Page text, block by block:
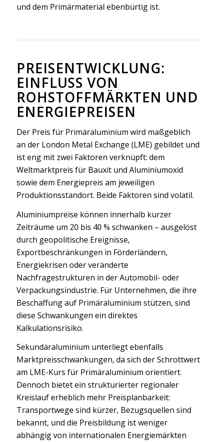
und dem Primärmaterial ebenbürtig ist.
PREISENTWICKLUNG:
EINFLUSS VON
ROHSTOFFMÄRKTEN UND
ENERGIEPREISEN
Der Preis für Primäraluminium wird maßgeblich
an der London Metal Exchange (LME) gebildet und
ist eng mit zwei Faktoren verknüpft: dem
Weltmarktpreis für Bauxit und Aluminiumoxid
sowie dem Energiepreis am jeweiligen
Produktionsstandort. Beide Faktoren sind volatil.
Aluminiumpreise können innerhalb kurzer
Zeiträume um 20 bis 40 % schwanken – ausgelöst
durch geopolitische Ereignisse,
Exportbeschränkungen in Förderländern,
Energiekrisen oder veränderte
Nachfragestrukturen in der Automobil- oder
Verpackungsindustrie. Für Unternehmen, die ihre
Beschaffung auf Primäraluminium stützen, sind
diese Schwankungen ein direktes
Kalkulationsrisiko.
Sekundäraluminium unterliegt ebenfalls
Marktpreisschwankungen, da sich der Schrottwert
am LME-Kurs für Primäraluminium orientiert.
Dennoch bietet ein strukturierter regionaler
Kreislauf erheblich mehr Preisplanbarkeit:
Transportwege sind kürzer, Bezugsquellen sind
bekannt, und die Preisbildung ist weniger
abhängig von internationalen Energiemärkten